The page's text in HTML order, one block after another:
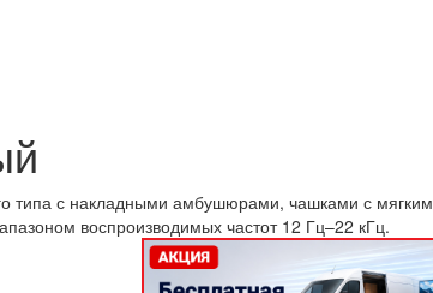
типа с накладными амбушюрами, чашками с мягким
воспроизводимых частот 12 Гц–22 кГц.